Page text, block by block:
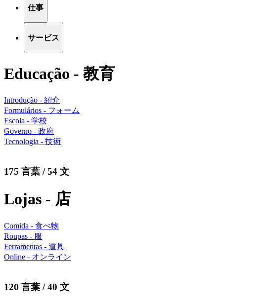
仕事
サービス
Educação - 教育
Introdução - 紹介
Formulários - フォーム
Escola - 学校
Governo - 政府
Tecnologia - 技術
175 言葉 / 54 文
Lojas - 店
Comida - 食べ物
Roupas - 服
Ferramentas - 道具
Online - オンライン
120 言葉 / 40 文